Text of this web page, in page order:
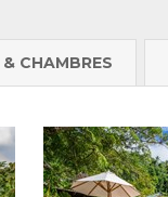
CHAMBRES